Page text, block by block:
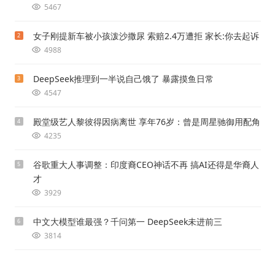
5467
2 女子刚提新车被小孩泼沙撒尿 索赔2.4万遭拒 家长:你去起诉
4988
3 DeepSeek推理到一半说自己饿了 暴露摸鱼日常
4547
4 殿堂级艺人黎彼得因病离世 享年76岁：曾是周星驰御用配角
4235
5
谷歌重大人事调整：印度裔CEO神话不再 搞AI还得是华裔人
才
3929
6 中文大模型谁最强？千问第一 DeepSeek未进前三
3814